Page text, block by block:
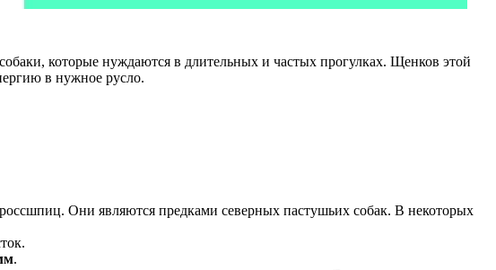
которые нуждаются в длительных и частых прогулках. Щенков этой
в нужное русло.
Они являются предками северных пастушьих собак. В некоторых
.